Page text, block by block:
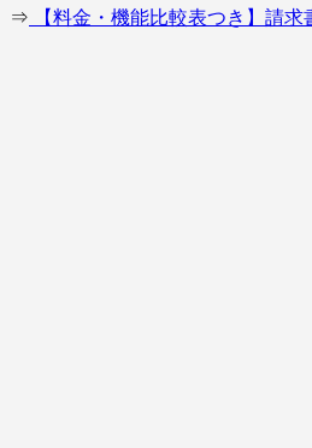
⇒ 【料金・機能比較表つき】請